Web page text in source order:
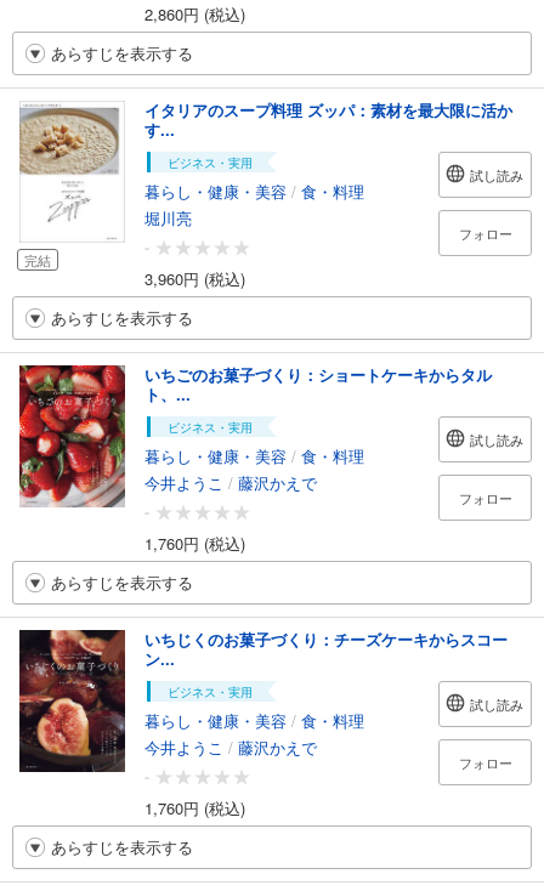
2,860円 (税込)
あらすじを表示する
完結
イタリアのスープ料理 ズッパ：素材を最大限に活か
す...
ビジネス・実用
暮らし・健康・美容 / 食・料理
堀川亮
-
3,960円 (税込)
試し読み
フォロー
あらすじを表示する
いちごのお菓子づくり：ショートケーキからタル
ト、...
ビジネス・実用
暮らし・健康・美容 / 食・料理
今井ようこ / 藤沢かえで
-
1,760円 (税込)
試し読み
フォロー
あらすじを表示する
いちじくのお菓子づくり：チーズケーキからスコー
ン...
ビジネス・実用
暮らし・健康・美容 / 食・料理
今井ようこ / 藤沢かえで
-
1,760円 (税込)
試し読み
フォロー
あらすじを表示する